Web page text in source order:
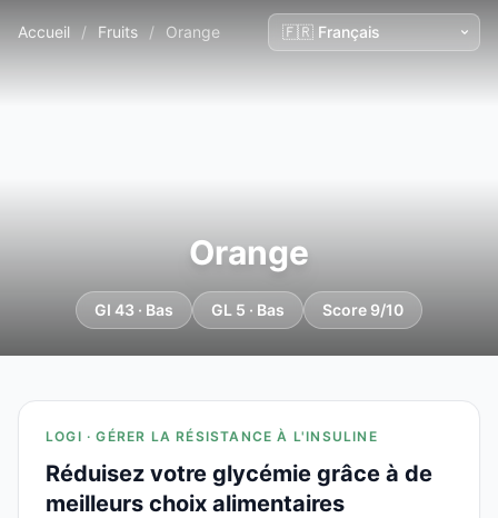
Accueil / Fruits / Orange
Orange
GI 43 · Bas GL 5 · Bas Score 9/10
LOGI · GÉRER LA RÉSISTANCE À L'INSULINE
Réduisez votre glycémie grâce à de
meilleurs choix alimentaires